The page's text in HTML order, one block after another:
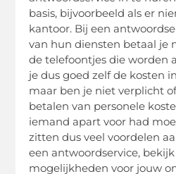
basis, bijvoorbeeld als er
kantoor. Bij een
van hun diensten betaal je
de telefoontjes die worden
je dus goed zelf de kosten
maar ben je niet verplicht
betalen van personele
iemand apart voor had
zitten dus veel voordelen
een antwoordservice,
mogelijkheden voor jouw